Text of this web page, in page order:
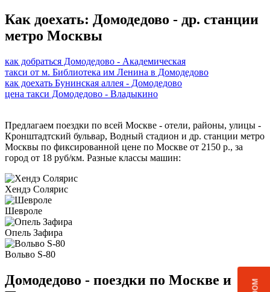
Как доехать: Домодедово - др. станции
метро Москвы
как добраться Домодедово - Академическая
такси от м. Библиотека им Ленина в Домодедово
как доехать Бунинская аллея - Домодедово
цена такси Домодедово - Владыкино
Предлагаем поездки по всей Москве - отели, районы, улицы -
Кронштадтский бульвар, Водный стадион и др. станции метро
Москвы по фиксированной цене по Москве от 2150 р., за
город от 18 руб/км. Разные классы машин:
Хендэ Солярис
Шевроле
Опель Зафира
Вольво S-80
Домодедово - поездки по Москве и